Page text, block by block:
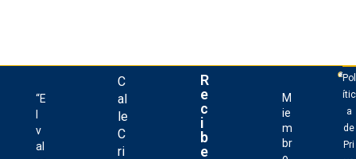
“E
v
al
C
al
le
C
ri
R
e
c
i
b
e
M
ie
m
br
Pol
ític
a
de
Pri